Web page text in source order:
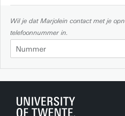
Wil je dat Marjolein contact met je
telefoonnummer in.